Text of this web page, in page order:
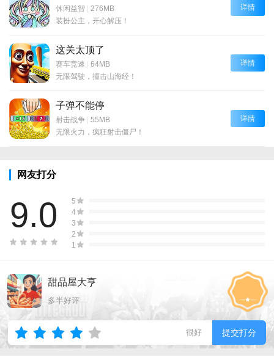
休闲益智 | 276MB
装扮公主，开心解压！
详情
这关太顶了
赛车竞速 | 64MB
无限驾驶，撞击山海经！
详情
子弹不能停
射击战争 | 55MB
无限火力，疯狂射击僵尸！
详情
网友打分
9.0
5
4
3
2
1
甜品屋大亨
多半好评
很好 提交打分